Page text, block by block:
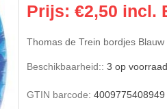
Prijs: €2,50 incl.
Thomas de Trein bordjes Blauw
Beschikbaarheid:: 3 op voorraad
GTIN barcode: 4009775408949